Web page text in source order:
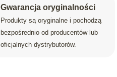
Gwarancja oryginalności
Produkty są oryginalne i pochodzą
bezpośrednio od producentów lub
oficjalnych dystrybutorów.